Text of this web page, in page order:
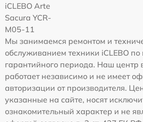
iCLEBO Arte
Sacura YCR-
M05-11
Мы занимаемся ремонтом и
обслуживанием техники iCLEBO по
гарантийного периода. Наш центр
работает независимо и не имеет
авторизации от производителя.
указанные на сайте, носят
ознакомительный характер и не